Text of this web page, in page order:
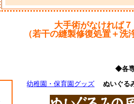
大手術がなければ
（若干の縫製修復処置＋
◆各
幼稚園・保育園グッズ
ぬいぐる